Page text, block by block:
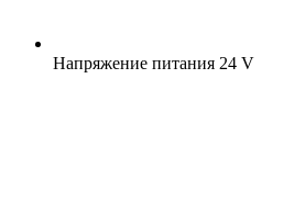
Напряжение питания 24 V